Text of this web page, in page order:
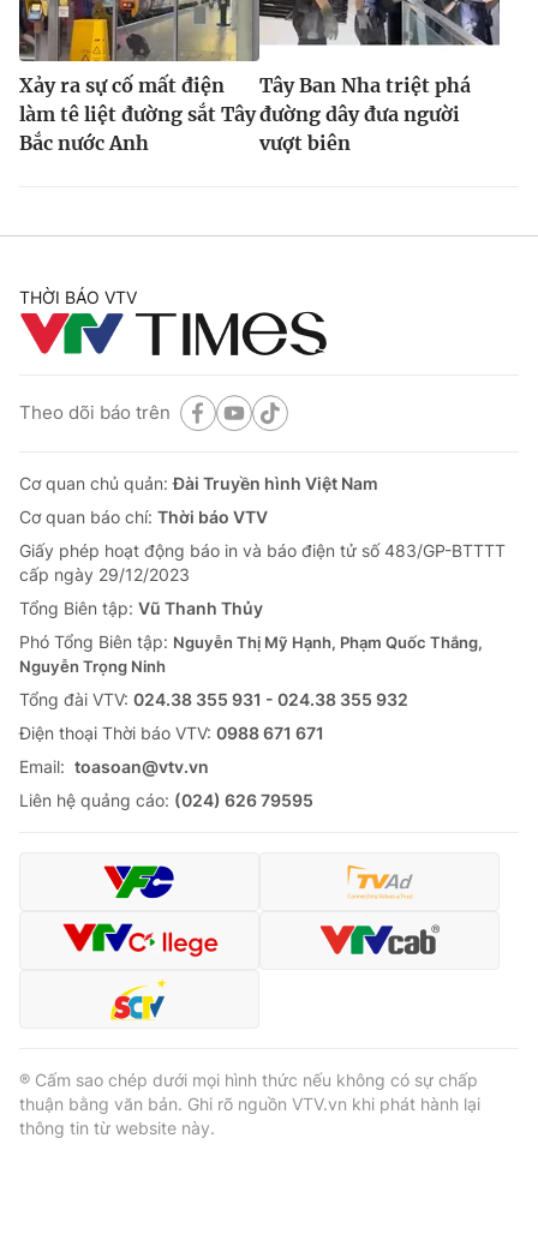
Xảy ra sự cố mất điện
làm tê liệt đường sắt Tây
Bắc nước Anh
Tây Ban Nha triệt phá
đường dây đưa người
vượt biên
THỜI BÁO VTV
Theo dõi báo trên
Cơ quan chủ quản:Đài Truyền hình Việt Nam
Cơ quan báo chí: Thời báo VTV
Giấy phép hoạt động báo in và báo điện tử số 483/GP-BTTTT
cấp ngày 29/12/2023
Tổng Biên tập: Vũ Thanh Thủy
Phó Tổng Biên tập: Nguyễn Thị Mỹ Hạnh, Phạm Quốc Thắng,
Nguyễn Trọng Ninh
Tổng đài VTV: 024.38 355 931 - 024.38 355 932
Ðiện thoại Thời báo VTV: 0988 671 671
Email: toasoan@vtv.vn
Liên hệ quảng cáo: (024) 626 79595
® Cấm sao chép dưới mọi hình thức nếu không có sự chấp
thuận bằng văn bản. Ghi rõ nguồn VTV.vn khi phát hành lại
thông tin từ website này.